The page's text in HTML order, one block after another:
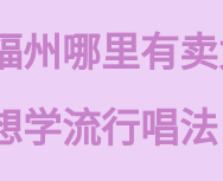
州哪里有
学流行唱法